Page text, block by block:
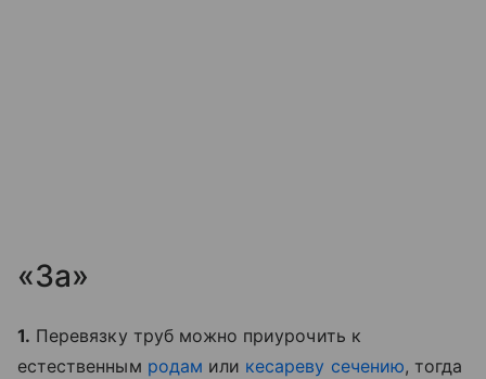
«За»
1. Перевязку труб можно приурочить к
естественным родам или кесареву сечению, тогда